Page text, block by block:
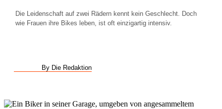
Die Leidenschaft auf zwei Rädern kennt kein Geschlecht. Doch
wie Frauen ihre Bikes leben, ist oft einzigartig intensiv.
By Die Redaktion